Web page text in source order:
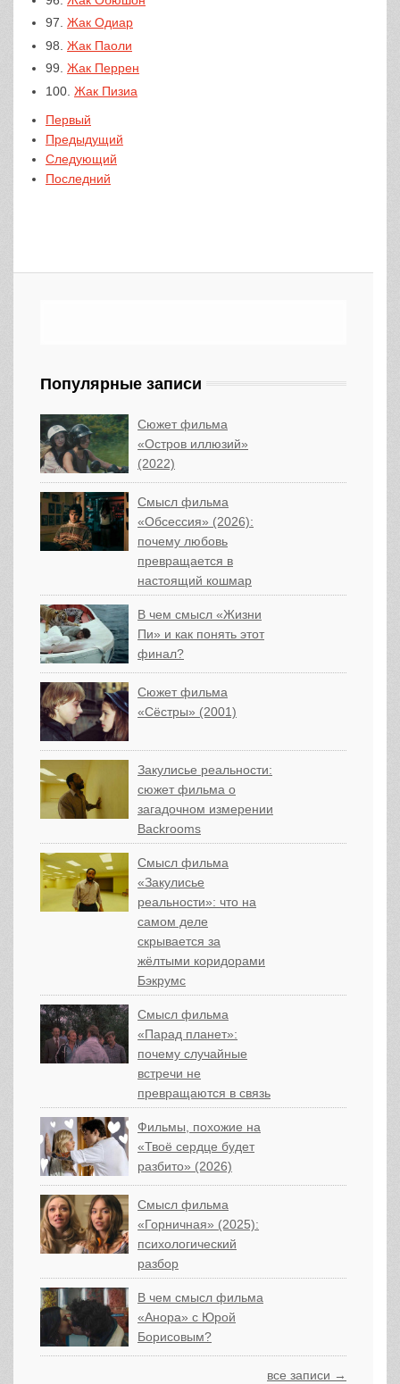
97. Жак Одиар
98. Жак Паоли
99. Жак Перрен
100. Жак Пизиа
Первый
Предыдущий
Следующий
Последний
Популярные записи
Сюжет фильма
«Остров иллюзий»
(2022)
Смысл фильма
«Обсессия» (2026):
почему любовь
превращается в
настоящий кошмар
В чем смысл «Жизни
Пи» и как понять этот
финал?
Сюжет фильма
«Сёстры» (2001)
Закулисье реальности:
сюжет фильма о
загадочном измерении
Backrooms
Смысл фильма
«Закулисье
реальности»: что на
самом деле
скрывается за
жёлтыми коридорами
Бэкрумс
Смысл фильма
«Парад планет»:
почему случайные
встречи не
превращаются в связь
Фильмы, похожие на
«Твоё сердце будет
разбито» (2026)
Смысл фильма
«Горничная» (2025):
психологический
разбор
В чем смысл фильма
«Анора» с Юрой
Борисовым?
все записи →